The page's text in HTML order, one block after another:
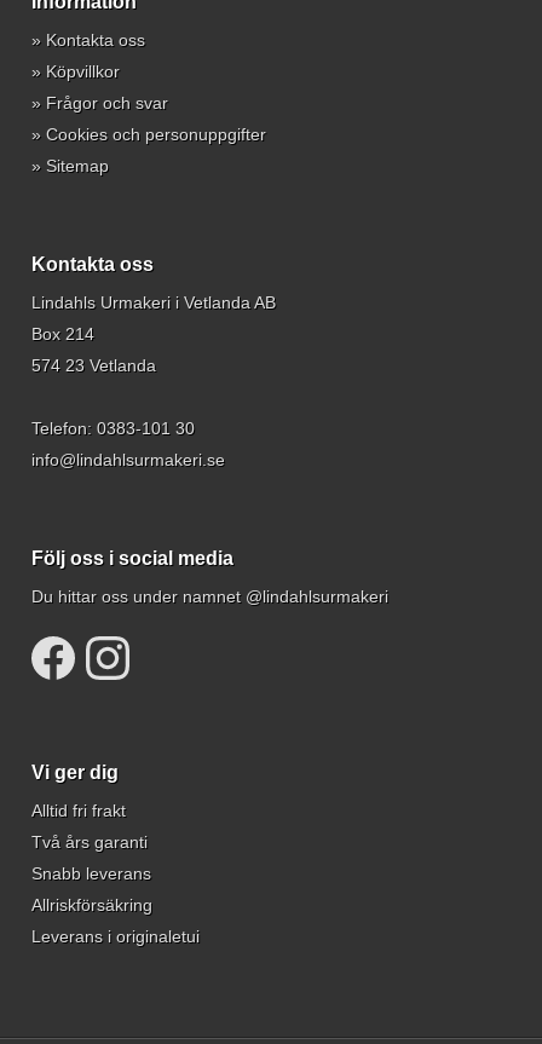
» Kontakta oss
» Köpvillkor
» Frågor och svar
» Cookies och personuppgifter
» Sitemap
Kontakta oss
Lindahls Urmakeri i Vetlanda AB
Box 214
574 23 Vetlanda
Telefon: 0383-101 30
info@lindahlsurmakeri.se
Följ oss i social media
Du hittar oss under namnet @lindahlsurmakeri
Vi ger dig
Alltid fri frakt
Två års garanti
Snabb leverans
Allriskförsäkring
Leverans i originaletui